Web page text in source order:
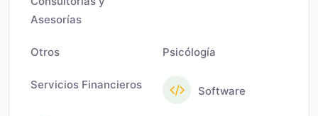
Asesorías
Otros Psicólogía
Servicios Financieros Software